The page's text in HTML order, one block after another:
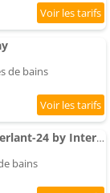
de bains
Maison de vacances Wiringherlant-24 by Interhome
bains